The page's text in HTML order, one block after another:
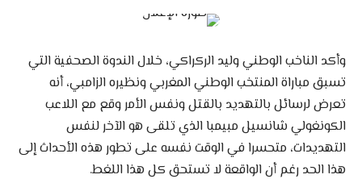
وأكد الناخب الوطني وليد الركراكي، خلال الندوة الصحفية التي
تسبق مباراة المنتخب الوطني المغربي ونظيره الزامبي، أنه
تعرض لرسائل بالتهديد بالقتل ونفس الأمر وقع مع اللاعب
الكونغولي شانسيل مبيمبا الذي تلقى هو الآخر لنفس
التهديدات، متحسرا في الوقت نفسه على تطور هذه الأحداث إلى
هذا الحد رغم أن الواقعة لا تستحق كل هذا اللغط.